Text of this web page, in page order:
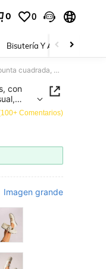
0 0
Bisutería Y Accesorios
Zapatillas Mary Jane para mujer, nuevas, con hebilla, sin cordones, color liso, estilo clásico casual, cómodas, de suela plana y punta cuadrada, para exterior y oficina
con
Comentarios)
Imagen grande